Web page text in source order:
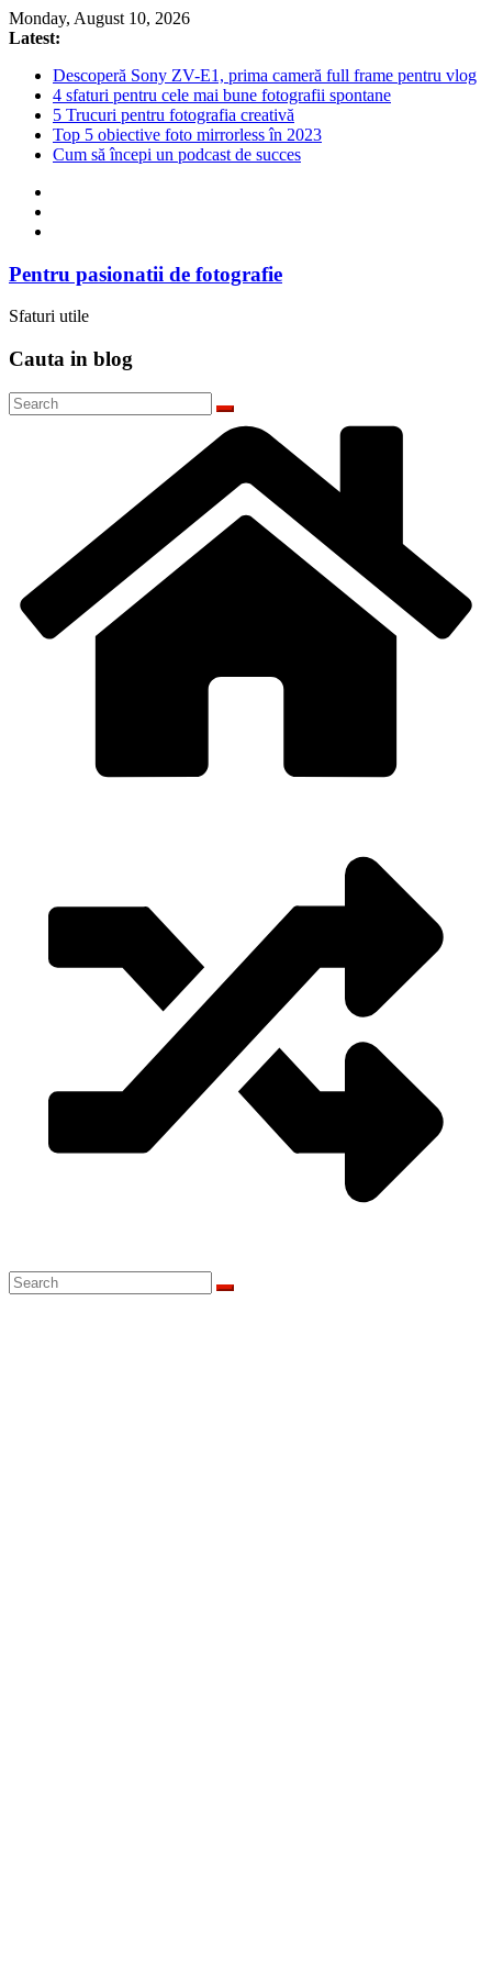
Skip
to
Monday, August 10, 2026
Latest:
Descoperă Sony ZV-E1, prima cameră full frame pentru vlog
4 sfaturi pentru cele mai bune fotografii spontane
5 Trucuri pentru fotografia creativă
Top 5 obiective foto mirrorless în 2023
Cum să începi un podcast de succes
Pentru pasionatii de fotografie
Sfaturi utile
Cauta in blog